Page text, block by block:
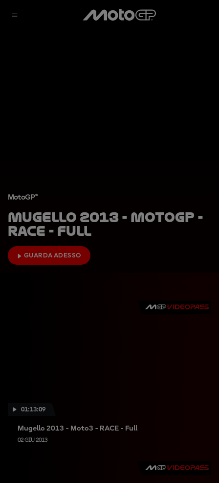
MotoGP™
Mugello 2013 - MotoGP -
RACE - Full
GUARDA ADESSO
01:13:09
Mugello 2013 - Moto3 - RACE - Full
02 GIU 2013